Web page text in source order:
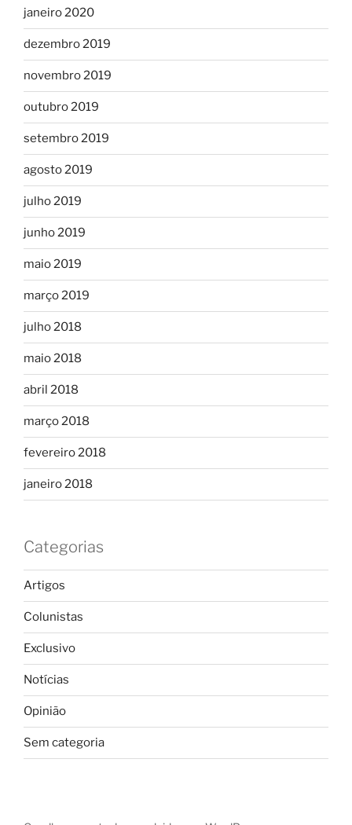
janeiro 2020
dezembro 2019
novembro 2019
outubro 2019
setembro 2019
agosto 2019
julho 2019
junho 2019
maio 2019
março 2019
julho 2018
maio 2018
abril 2018
março 2018
fevereiro 2018
janeiro 2018
Categorias
Artigos
Colunistas
Exclusivo
Notícias
Opinião
Sem categoria